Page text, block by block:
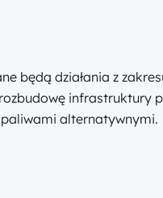
będą działania z
infrastruktury
alternatywnymi.